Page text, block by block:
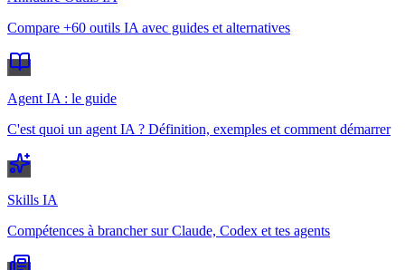
Compare +60 outils IA avec guides et alternatives
Agent IA : le guide
C'est quoi un agent IA ? Définition, exemples et comment démarrer
Skills IA
Compétences à brancher sur Claude, Codex et tes agents